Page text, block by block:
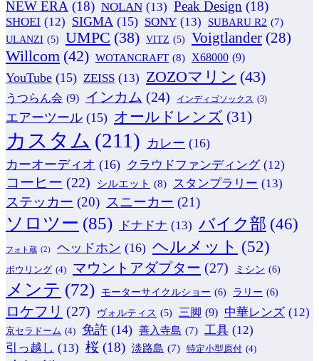
NEW ERA (18) NOLAN (13) Peak Design (18)
SHOEI (12) SIGMA (15) SONY (13) SUBARU R2 (7)
ULANZI (5) UMPC (38) VITZ (5) Voigtlander (28)
Willcom (42) WOTANCRAFT (8) X68000 (9)
YouTube (15) ZEISS (13) ZOZOマリン (43)
うつらん会 (9) インカム (24) インディゴソックス (3)
エアーツール (15) オールドレンズ (31)
カスタム (211) カレー (16)
カーオーディオ (16) クラウドファンディング (12)
コーヒー (22) シルエット (8) スタンプラリー (13)
ステッカー (20) スニーカー (21)
ソロツー (85) ドナドナ (13) バイク部 (46)
フォト蔵 (2) ヘッドホン (16) ヘルメット (52)
ボウリング (4) マウントアダプター (27) ミシン (6)
メンテ (72) モーターサイクルショー (6) ラリー (6)
ロケフリ (27) ヴォルティス (5) 三脚 (9) 中華レンズ (12)
京セラドーム (4) 免許 (14) 善入寺島 (7) 工具 (12)
引っ越し (13) 桜 (18) 淡路島 (7) 特定小型原付 (4)